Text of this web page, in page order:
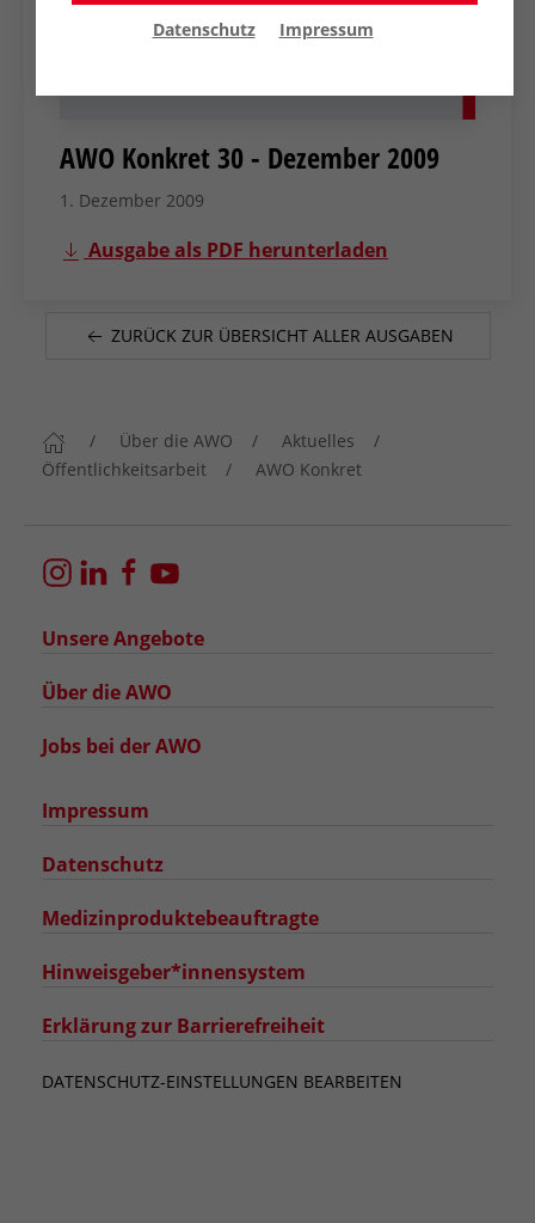
AWO Konkret 30 - Dezember 2009
1. Dezember 2009
Ausgabe als PDF herunterladen
ZURÜCK ZUR ÜBERSICHT ALLER AUSGABEN
Über die AWO
Aktuelles
Öffentlichkeitsarbeit
AWO Konkret
Unsere Angebote
Über die AWO
Jobs bei der AWO
Impressum
Datenschutz
Medizinproduktebeauftragte
Hinweisgeber*innensystem
Erklärung zur Barrierefreiheit
DATENSCHUTZ-EINSTELLUNGEN BEARBEITEN
Datenschutz
Impressum